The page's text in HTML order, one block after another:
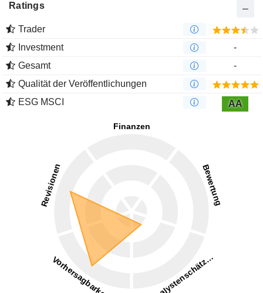
Ratings
Trader
Investment
-
Gesamt
-
Qualität der Veröffentlichungen
ESG MSCI
AA